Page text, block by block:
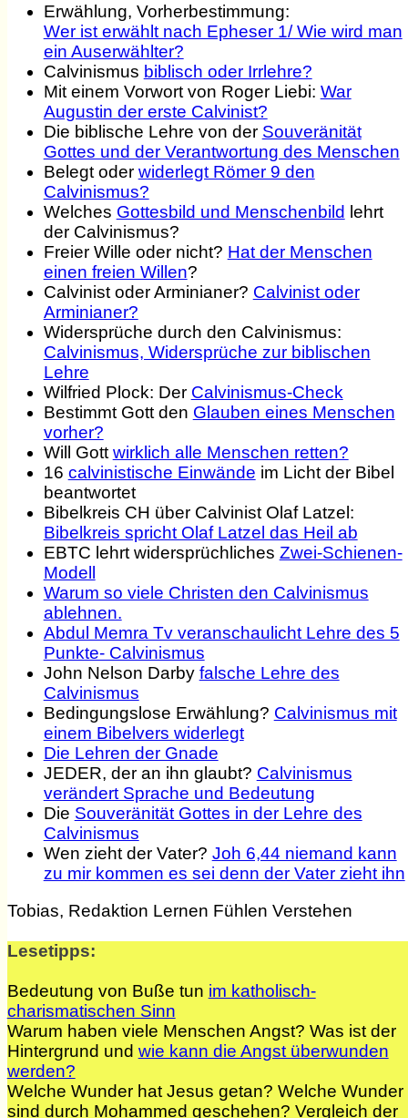
Erwählung, Vorherbestimmung:
Wer ist erwählt nach Epheser 1/ Wie wird man
ein Auserwählter?
Calvinismus biblisch oder Irrlehre?
Mit einem Vorwort von Roger Liebi: War
Augustin der erste Calvinist?
Die biblische Lehre von der Souveränität
Gottes und der Verantwortung des Menschen
Belegt oder widerlegt Römer 9 den
Calvinismus?
Welches Gottesbild und Menschenbild lehrt
der Calvinismus?
Freier Wille oder nicht? Hat der Menschen
einen freien Willen?
Calvinist oder Arminianer? Calvinist oder
Arminianer?
Widersprüche durch den Calvinismus:
Calvinismus, Widersprüche zur biblischen
Lehre
Wilfried Plock: Der Calvinismus-Check
Bestimmt Gott den Glauben eines Menschen
vorher?
Will Gott wirklich alle Menschen retten?
16 calvinistische Einwände im Licht der Bibel
beantwortet
Bibelkreis CH über Calvinist Olaf Latzel:
Bibelkreis spricht Olaf Latzel das Heil ab
EBTC lehrt widersprüchliches Zwei-Schienen-
Modell
Warum so viele Christen den Calvinismus
ablehnen.
Abdul Memra Tv veranschaulicht Lehre des 5
Punkte- Calvinismus
John Nelson Darby falsche Lehre des
Calvinismus
Bedingungslose Erwählung? Calvinismus mit
einem Bibelvers widerlegt
Die Lehren der Gnade
JEDER, der an ihn glaubt? Calvinismus
verändert Sprache und Bedeutung
Die Souveränität Gottes in der Lehre des
Calvinismus
Wen zieht der Vater? Joh 6,44 niemand kann
zu mir kommen es sei denn der Vater zieht ihn
Tobias, Redaktion Lernen Fühlen Verstehen
Lesetipps:
Bedeutung von Buße tun im katholisch-
charismatischen Sinn
Warum haben viele Menschen Angst? Was ist der
Hintergrund und wie kann die Angst überwunden
werden?
Welche Wunder hat Jesus getan? Welche Wunder
sind durch Mohammed geschehen? Vergleich der